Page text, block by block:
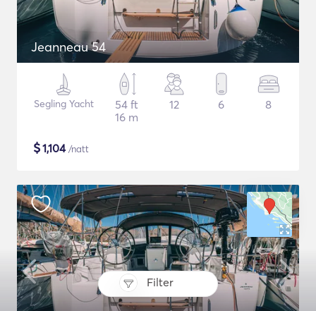
Filter
Jeanneau 54
Segling Yacht
54 ft
16 m
12 6 8
$1,104/natt